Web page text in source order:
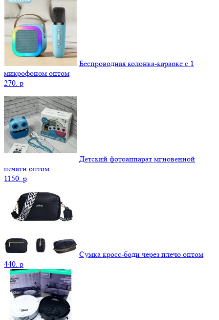
Беспроводная колонка-караоке с 1
микрофоном оптом
270. p
Детский фотоаппарат мгновенной
печати оптом
1150. p
Сумка кросс-боди через плечо оптом
440. p